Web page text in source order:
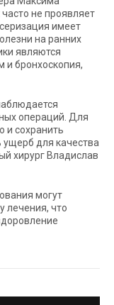
не проявляет
имеет
на ранних
являются
и бронхоскопия,
операций. Для
и сохранить
ущерб для качества
хирург Владислав
могут
лечения, что